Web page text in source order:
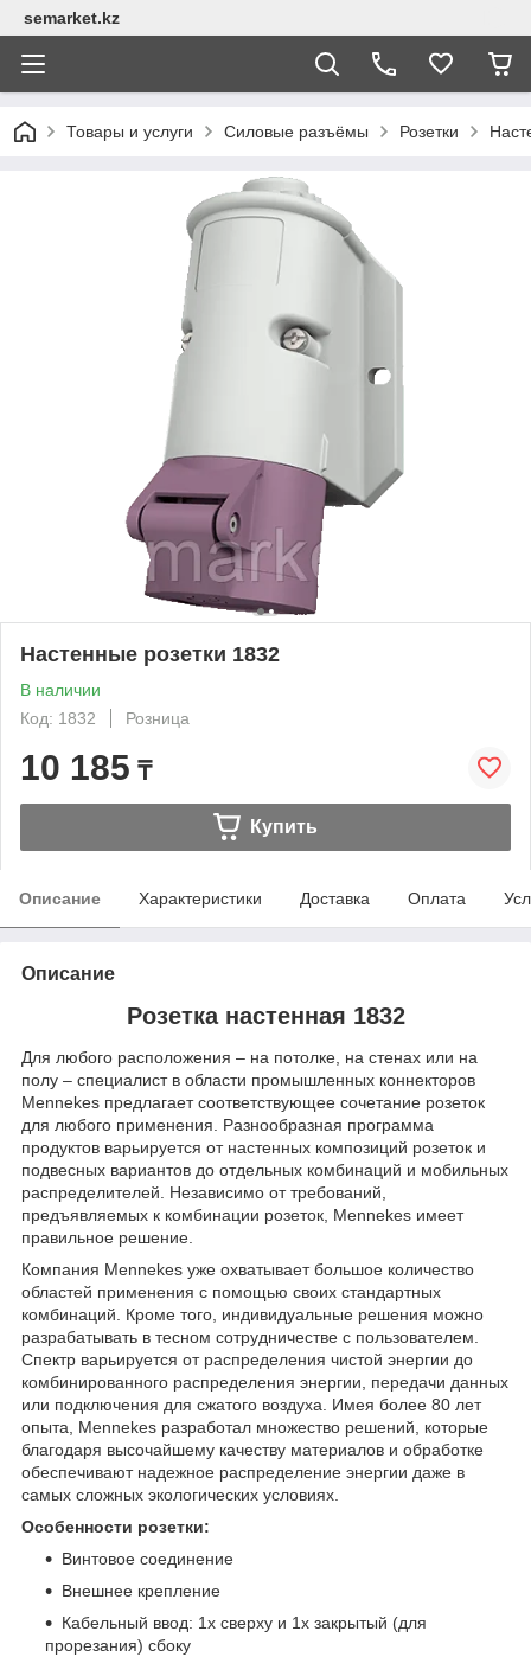
semarket.kz
Товары и услуги Силовые разъёмы Розетки
Настенные розетки 1832
В наличии
Код: 1832
Розница
10 185 ₸
Купить
Описание Характеристики Доставка Оплата
Описание
Розетка настенная 1832
Для любого расположения – на потолке, на стенах или на
полу – специалист в области промышленных коннекторов
Mennekes предлагает соответствующее сочетание розеток
для любого применения. Разнообразная программа
продуктов варьируется от настенных композиций розеток и
подвесных вариантов до отдельных комбинаций и мобильных
распределителей. Независимо от требований,
предъявляемых к комбинации розеток, Mennekes имеет
правильное решение.
Компания Mennekes уже охватывает большое количество
областей применения с помощью своих стандартных
комбинаций. Кроме того, индивидуальные решения можно
разрабатывать в тесном сотрудничестве с пользователем.
Спектр варьируется от распределения чистой энергии до
комбинированного распределения энергии, передачи данных
или подключения для сжатого воздуха. Имея более 80 лет
опыта, Mennekes разработал множество решений, которые
благодаря высочайшему качеству материалов и обработке
обеспечивают надежное распределение энергии даже в
самых сложных экологических условиях.
Особенности розетки:
Винтовое соединение
Внешнее крепление
Кабельный ввод: 1х сверху и 1х закрытый (для
прорезания) сбоку